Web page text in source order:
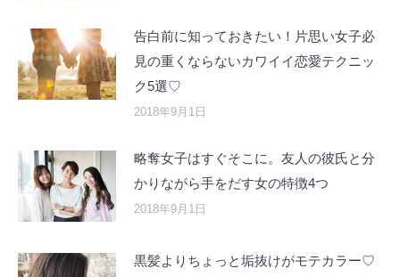
告白前に知っておきたい！片思い女子必
見の重くならないカワイイ恋愛テクニッ
ク5選♡
2018年9月1日
略奪女子はすぐそこに。友人の彼氏と分
かりながら手をだす女の特徴4つ
2018年9月1日
黒髪よりちょっと垢抜けがモテカラー♡